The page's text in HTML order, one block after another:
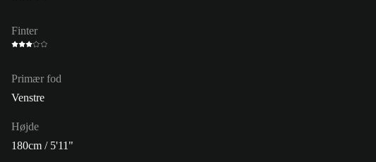
Finter
Primær fod
Venstre
Højde
180cm / 5'11"